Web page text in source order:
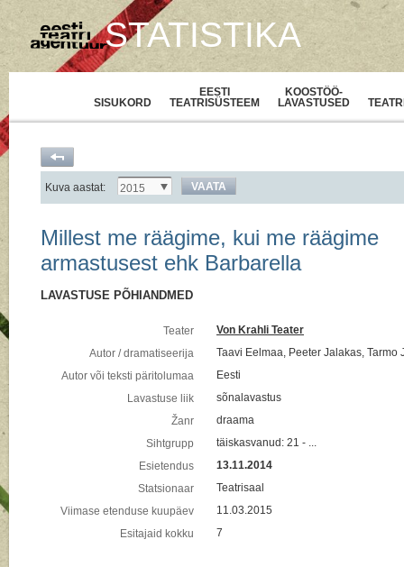
STATISTIKA
SISUKORD
EESTI
TEATRISÜSTEEM
KOOSTÖÖ-
LAVASTUSED
Kuva aastat: 2015 VAATA
Millest me räägime, kui me räägime
armastusest ehk Barbarella
LAVASTUSE PÕHIANDMED
Teater
Von Krahli Teater
Autor / dramatiseerija
Taavi Eelmaa, Peeter Jalakas, Tarmo
Autor või teksti päritolumaa
Eesti
Lavastuse liik
sõnalavastus
Žanr
draama
Sihtgrupp
täiskasvanud: 21 - ...
Esietendus
13.11.2014
Statsionaar
Teatrisaal
Viimase etenduse kuupäev
11.03.2015
Esitajaid kokku
7